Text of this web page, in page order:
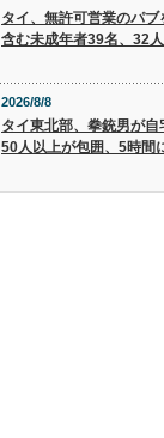
タイ、無許可営業のパ
含む未成年者39名、32人
2026/8/8
タイ東北部、拳銃男が
50人以上が包囲、5時間